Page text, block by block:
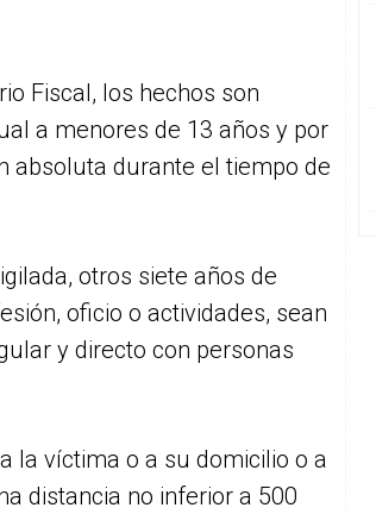
Fiscal, los hechos son
a menores de 13 años y por
absoluta durante el tiempo de
otros siete años de
oficio o actividades, sean
y directo con personas
la víctima o a su domicilio o a
distancia no inferior a 500